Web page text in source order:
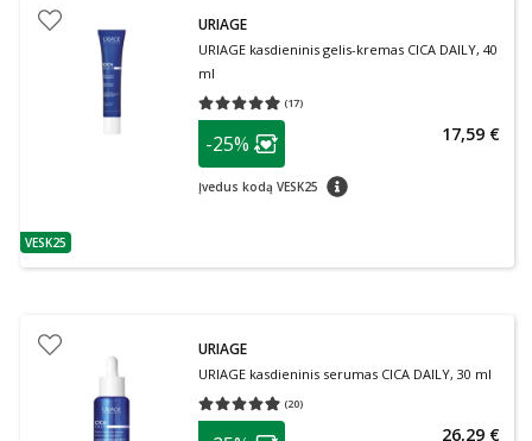
patarimas
VESK25
URIAGE
URIAGE kasdieninis gelis-kremas CICA DAILY, 40
ml
(17)
Vidutinis įvertinimas 4.94
patarimas
Lojalumo klubo narių nuolaida
-25%
Įvedus kodą VESK25 patarimas
17,59 €
URIAGE
URIAGE kasdieninis serumas CICA DAILY, 30 ml
(20)
Vidutinis įvertinimas 4.90
patarimas 26,29 €